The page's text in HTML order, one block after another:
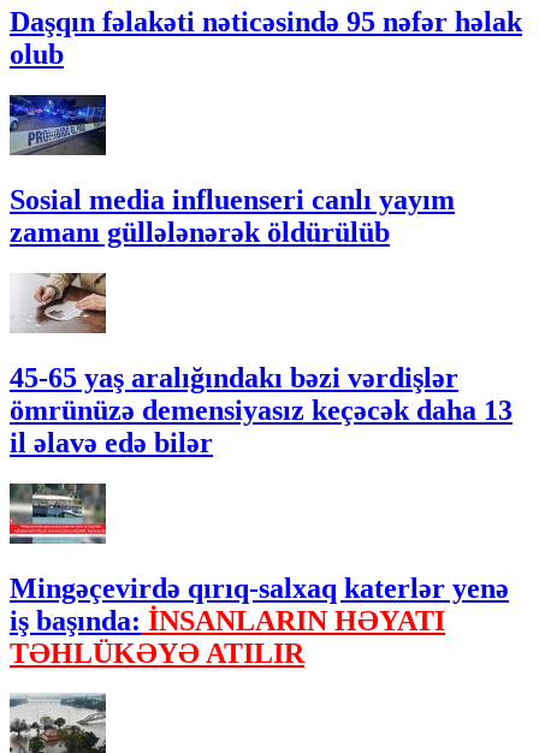
Daşqın fəlakəti nəticəsində 95 nəfər həlak
olub
Sosial media influenseri canlı yayım
zamanı güllələnərək öldürülüb
45-65 yaş aralığındakı bəzi vərdişlər
ömrünüzə demensiyasız keçəcək daha 13
il əlavə edə bilər
Mingəçevirdə qırıq-salxaq katerlər yenə
iş başında: İNSANLARIN HƏYATI
TƏHLÜKƏYƏ ATILIR